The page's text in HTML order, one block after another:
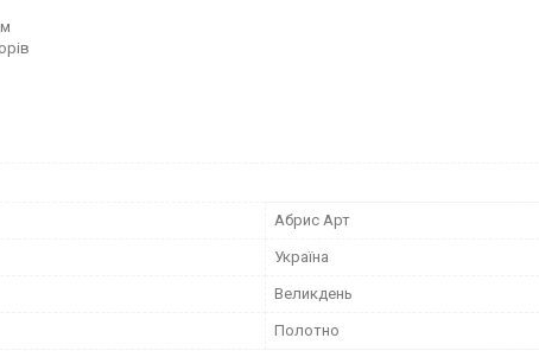
Абрис Арт
Україна
Великдень
Полотно